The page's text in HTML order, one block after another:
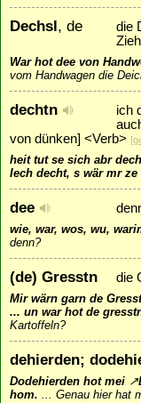
Dechsl, de
die
War hot dee von
vom Handwagen die
dechtn
ich
von dünken] <Verb> [
heit tut se sich abr
Iech decht, s wär mr ze
dee
wie, war, wos, wu,
denn?
(de) Gresstn die
Mir wärn garn de
... un war hot de
Kartoffeln?
dehierden;
Dodehierden hot mei ↗
hom.
Genau hier hat